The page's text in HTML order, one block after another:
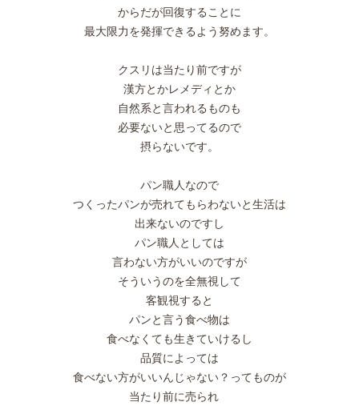
からだが回復することに
最大限力を発揮できるよう努めます。
クスリは当たり前ですが
漢方とかレメディとか
自然系と言われるものも
必要ないと思ってるので
摂らないです。
パン職人なので
つくったパンが売れてもらわないと生活は
出来ないのですし
パン職人としては
言わない方がいいのですが
そういうのを全無視して
客観視すると
パンと言う食べ物は
食べなくても生きていけるし
品質によっては
食べない方がいいんじゃない？ってものが
当たり前に売られ